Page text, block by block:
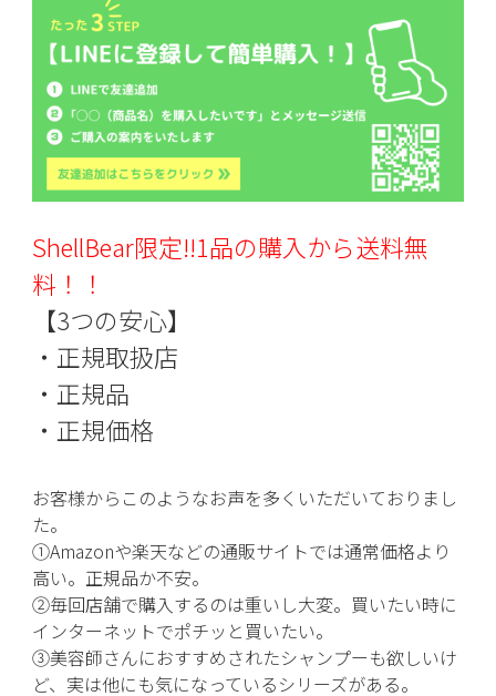
ShellBear限定!!1品の購入から送料無
料！！
【3つの安心】
・正規取扱店
・正規品
・正規価格
お客様からこのようなお声を多くいただいておりまし
た。
①Amazonや楽天などの通販サイトでは通常価格より
高い。正規品か不安。
②毎回店舗で購入するのは重いし大変。買いたい時に
インターネットでポチッと買いたい。
③美容師さんにおすすめされたシャンプーも欲しいけ
ど、実は他にも気になっているシリーズがある。